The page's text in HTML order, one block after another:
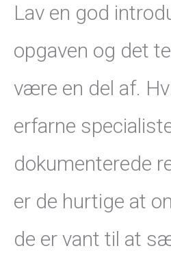
Lav en god
opgaven og det
være en del af.
erfarne
dokumenterede
er de hurtige at
de er vant til at